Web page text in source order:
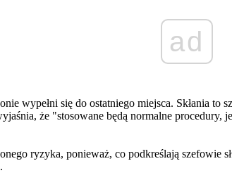
ad
wypełni się do ostatniego miejsca. Skłania
że "stosowane będą normalne
ryzyka, ponieważ, co podkreślają